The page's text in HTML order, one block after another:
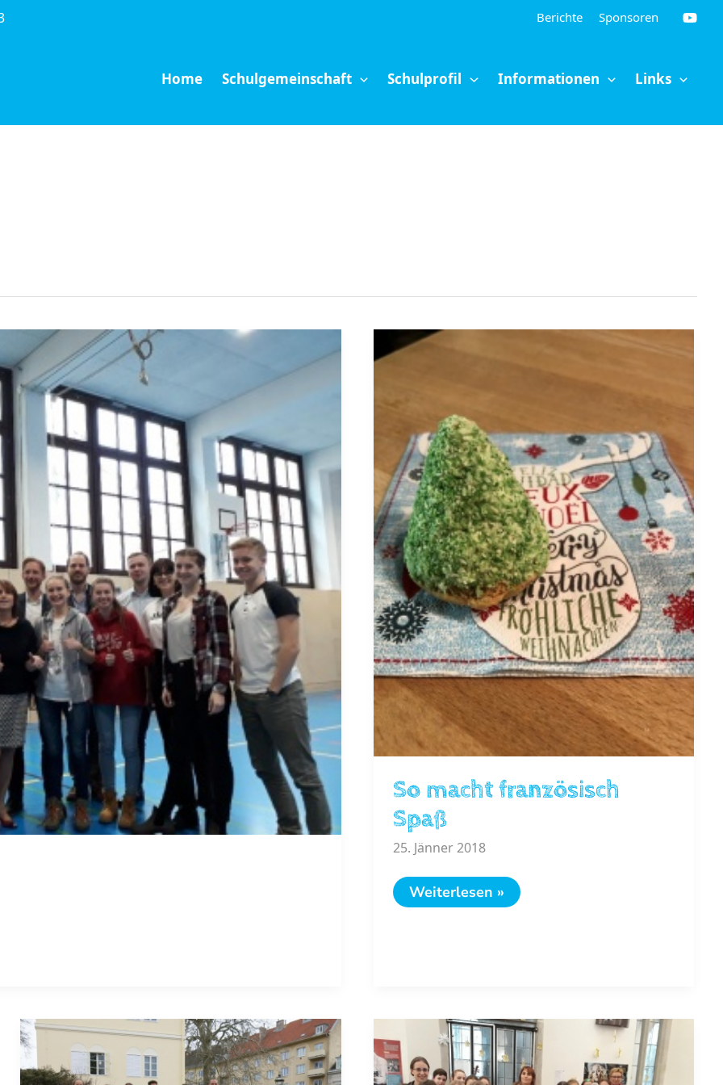
Berichte Sponsoren
Home Schulgemeinschaft Schulprofil Informationen Links
So macht französisch
Spaß
25. Jänner 2018
So
macht
Weiterlesen »